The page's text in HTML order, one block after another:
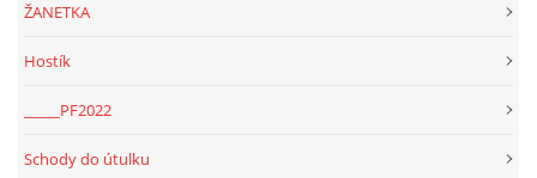
ŽANETKA
Hostík
_____PF2022
Schody do útulku